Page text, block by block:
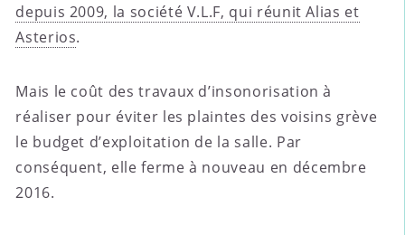
depuis 2009, la société V.L.F, qui réunit Alias et
Asterios.
Mais le coût des travaux d’insonorisation à
réaliser pour éviter les plaintes des voisins grève
le budget d’exploitation de la salle. Par
conséquent, elle ferme à nouveau en décembre
2016.